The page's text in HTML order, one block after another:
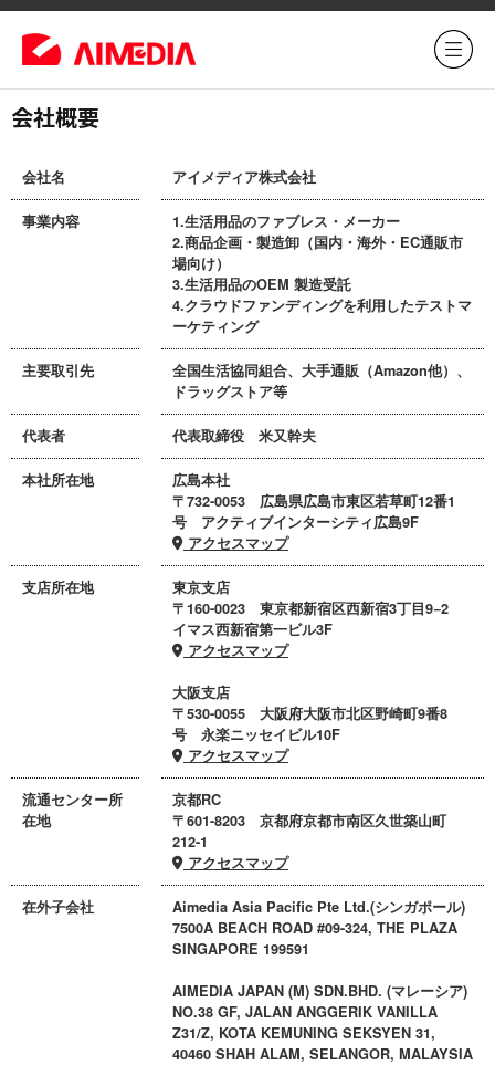
会社概要
会社名 アイメディア株式会社
事業内容
1.生活用品のファブレス・メーカー
2.商品企画・製造卸（国内・海外・EC通販市
場向け）
3.生活用品のOEM 製造受託
4.クラウドファンディングを利用したテストマ
ーケティング
主要取引先
全国生活協同組合、大手通販（Amazon他）、
ドラッグストア等
代表者 代表取締役 米又幹夫
本社所在地
広島本社
〒732-0053 広島県広島市東区若草町12番1
号 アクティブインターシティ広島9F
アクセスマップ
支店所在地
東京支店
〒160-0023 東京都新宿区西新宿3丁目9−2
イマス西新宿第一ビル3F
アクセスマップ
大阪支店
〒530-0055 大阪府大阪市北区野崎町9番8
号 永楽ニッセイビル10F
アクセスマップ
流通センター所
在地
京都RC
〒601-8203 京都府京都市南区久世築山町
212-1
アクセスマップ
在外子会社
Aimedia Asia Pacific Pte Ltd.(シンガポール)
7500A BEACH ROAD #09-324, THE PLAZA
SINGAPORE 199591
AIMEDIA JAPAN (M) SDN.BHD. (マレーシア)
NO.38 GF, JALAN ANGGERIK VANILLA
Z31/Z, KOTA KEMUNING SEKSYEN 31,
40460 SHAH ALAM, SELANGOR, MALAYSIA